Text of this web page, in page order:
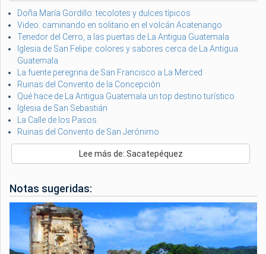
Doña María Gordillo: tecolotes y dulces típicos
Video: caminando en solitario en el volcán Acatenango
Tenedor del Cerro, a las puertas de La Antigua Guatemala
Iglesia de San Felipe: colores y sabores cerca de La Antigua
Guatemala
La fuente peregrina de San Francisco a La Merced
Ruinas del Convento de la Concepción
Qué hace de La Antigua Guatemala un top destino turístico
Iglesia de San Sebastián
La Calle de los Pasos
Ruinas del Convento de San Jerónimo
Lee más de: Sacatepéquez
Notas sugeridas: